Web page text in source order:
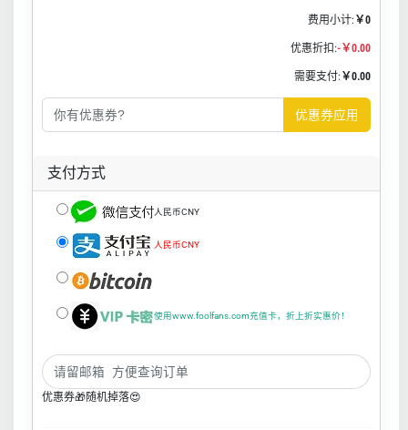
费用小计: ￥0
优惠折扣:-￥0.00
需要支付: ￥0.00
优惠券应用
支付方式
人民币CNY
人民币CNY
使用www.foolfans.com充值卡，折上折实惠价！
优惠券🎁随机掉落😍